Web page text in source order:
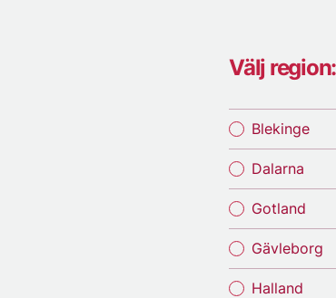
Välj region:
Blekinge
Dalarna
Gotland
Gävleborg
Halland